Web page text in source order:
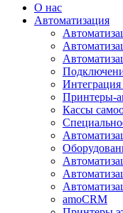
О нас
Автоматизация
Принтеры-
Кассы
amoCRM